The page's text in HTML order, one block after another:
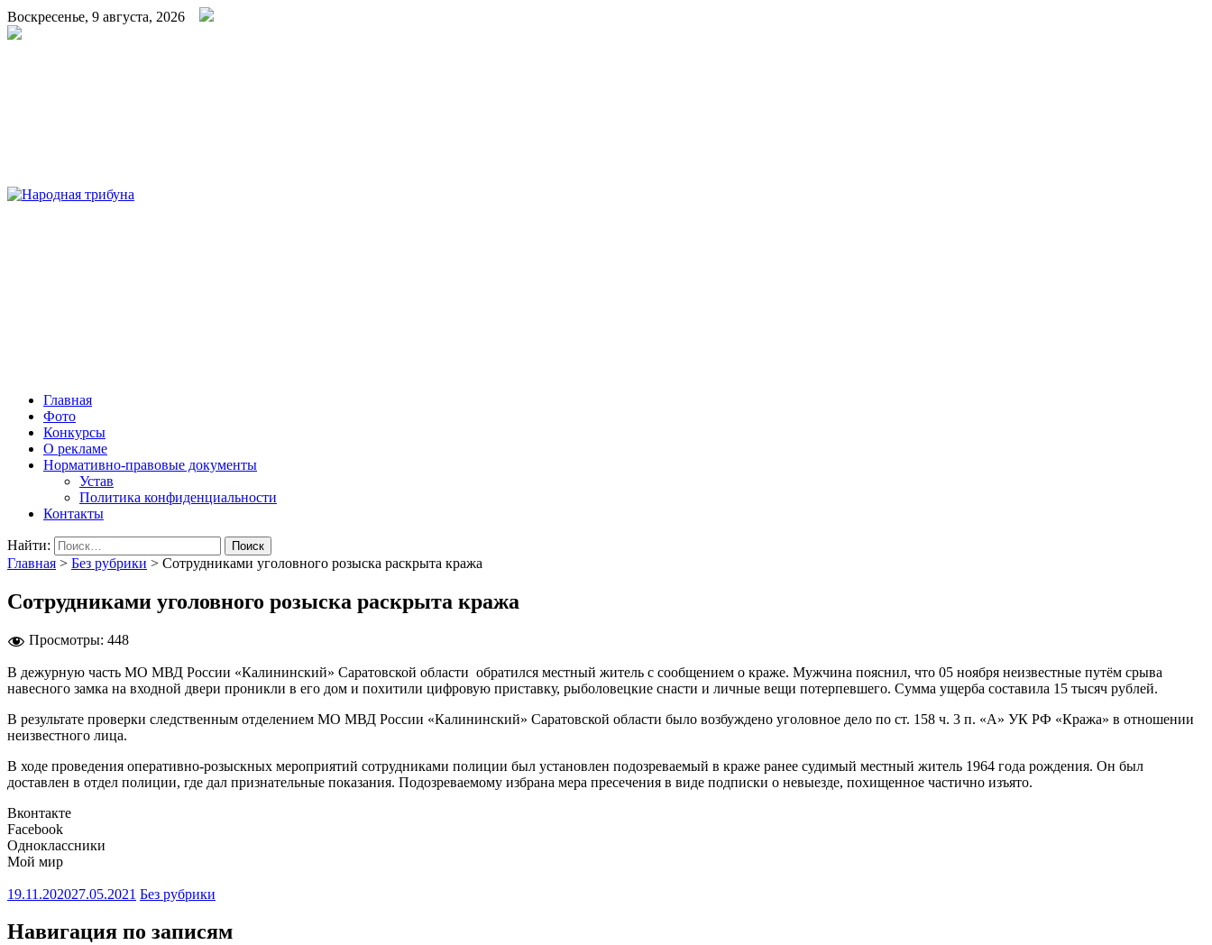
Воскресенье, 9 августа, 2026
Главная
Фото
Конкурсы
О рекламе
Нормативно-правовые документы
Устав
Политика конфиденциальности
Контакты
Найти:
Главная > Без рубрики > Сотрудниками уголовного розыска раскрыта кража
Сотрудниками уголовного розыска раскрыта кража
Просмотры: 448
В дежурную часть МО МВД России «Калининский» Саратовской области обратился местный житель с сообщением о краже. Мужчина пояснил, что 05 ноября неизвестные путём срыва
навесного замка на входной двери проникли в его дом и похитили цифровую приставку, рыболовецкие снасти и личные вещи потерпевшего. Сумма ущерба составила 15 тысяч рублей.
В результате проверки следственным отделением МО МВД России «Калининский» Саратовской области было возбуждено уголовное дело по ст. 158 ч. 3 п. «А» УК РФ «Кража» в отношении
неизвестного лица.
В ходе проведения оперативно-розыскных мероприятий сотрудниками полиции был установлен подозреваемый в краже ранее судимый местный житель 1964 года рождения. Он был
доставлен в отдел полиции, где дал признательные показания. Подозреваемому избрана мера пресечения в виде подписки о невыезде, похищенное частично изъято.
Вконтакте
Facebook
Одноклассники
Мой мир
19.11.202027.05.2021 Без рубрики
Навигация по записям